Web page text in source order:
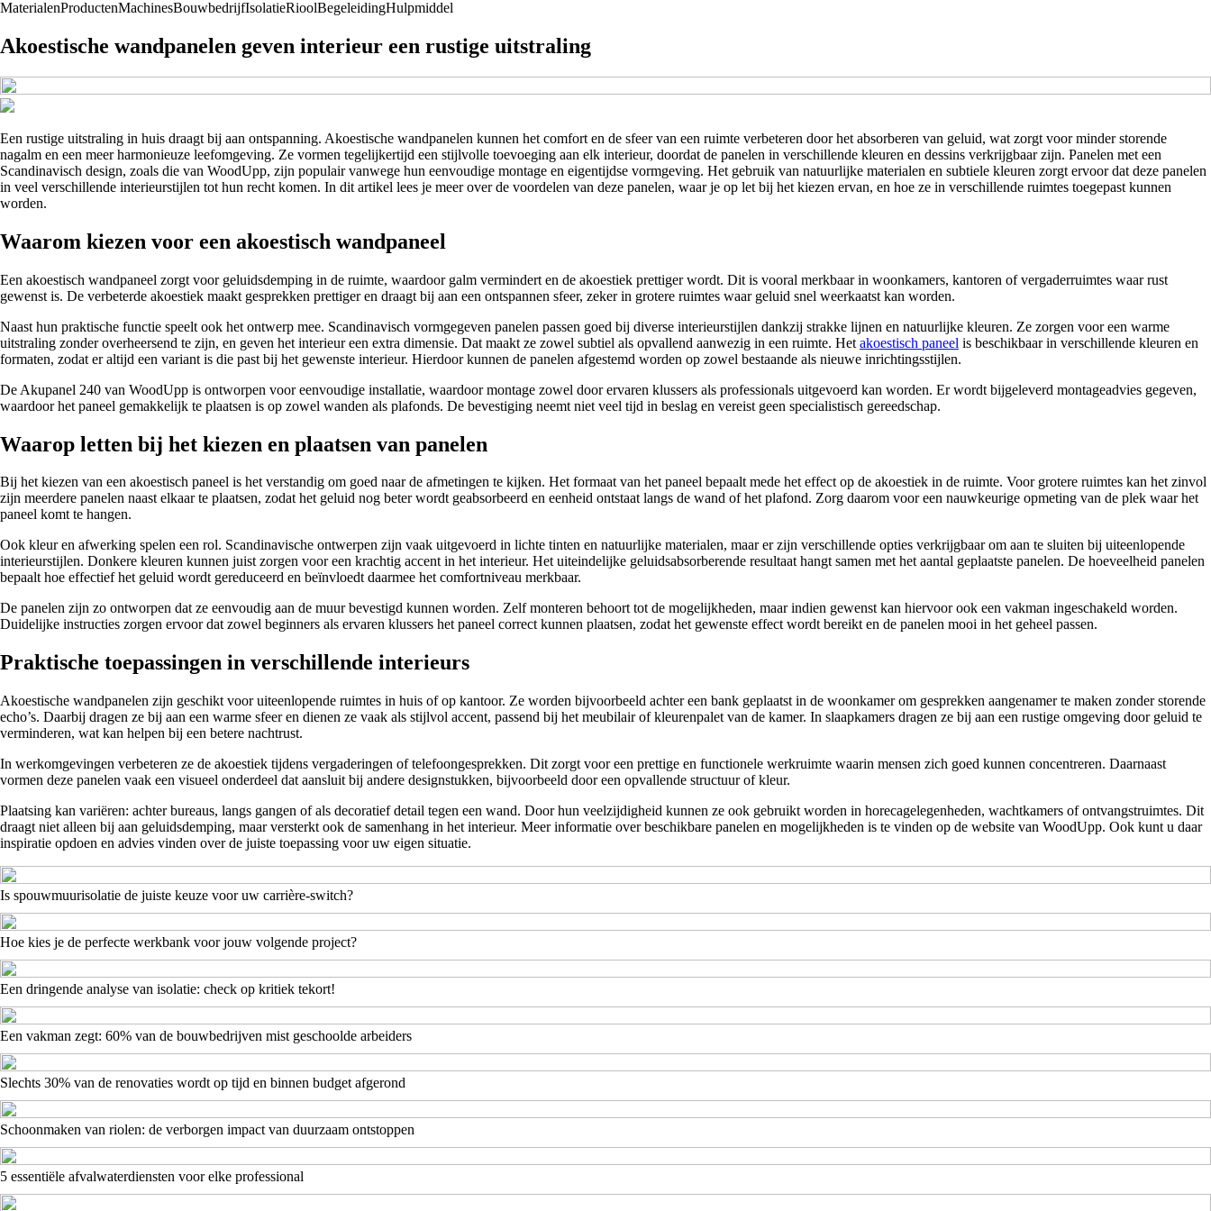
MaterialenProductenMachinesBouwbedrijfIsolatieRioolBegeleidingHulpmiddel
Akoestische wandpanelen geven interieur een rustige uitstraling
Een rustige uitstraling in huis draagt bij aan ontspanning. Akoestische wandpanelen kunnen het comfort en de sfeer van een ruimte verbeteren door het absorberen van geluid, wat zorgt voor minder storende
nagalm en een meer harmonieuze leefomgeving. Ze vormen tegelijkertijd een stijlvolle toevoeging aan elk interieur, doordat de panelen in verschillende kleuren en dessins verkrijgbaar zijn. Panelen met een
Scandinavisch design, zoals die van WoodUpp, zijn populair vanwege hun eenvoudige montage en eigentijdse vormgeving. Het gebruik van natuurlijke materialen en subtiele kleuren zorgt ervoor dat deze panelen
in veel verschillende interieurstijlen tot hun recht komen. In dit artikel lees je meer over de voordelen van deze panelen, waar je op let bij het kiezen ervan, en hoe ze in verschillende ruimtes toegepast kunnen
worden.
Waarom kiezen voor een akoestisch wandpaneel
Een akoestisch wandpaneel zorgt voor geluidsdemping in de ruimte, waardoor galm vermindert en de akoestiek prettiger wordt. Dit is vooral merkbaar in woonkamers, kantoren of vergaderruimtes waar rust
gewenst is. De verbeterde akoestiek maakt gesprekken prettiger en draagt bij aan een ontspannen sfeer, zeker in grotere ruimtes waar geluid snel weerkaatst kan worden.
Naast hun praktische functie speelt ook het ontwerp mee. Scandinavisch vormgegeven panelen passen goed bij diverse interieurstijlen dankzij strakke lijnen en natuurlijke kleuren. Ze zorgen voor een warme
uitstraling zonder overheersend te zijn, en geven het interieur een extra dimensie. Dat maakt ze zowel subtiel als opvallend aanwezig in een ruimte. Het akoestisch paneel is beschikbaar in verschillende kleuren en
formaten, zodat er altijd een variant is die past bij het gewenste interieur. Hierdoor kunnen de panelen afgestemd worden op zowel bestaande als nieuwe inrichtingsstijlen.
De Akupanel 240 van WoodUpp is ontworpen voor eenvoudige installatie, waardoor montage zowel door ervaren klussers als professionals uitgevoerd kan worden. Er wordt bijgeleverd montageadvies gegeven,
waardoor het paneel gemakkelijk te plaatsen is op zowel wanden als plafonds. De bevestiging neemt niet veel tijd in beslag en vereist geen specialistisch gereedschap.
Waarop letten bij het kiezen en plaatsen van panelen
Bij het kiezen van een akoestisch paneel is het verstandig om goed naar de afmetingen te kijken. Het formaat van het paneel bepaalt mede het effect op de akoestiek in de ruimte. Voor grotere ruimtes kan het zinvol
zijn meerdere panelen naast elkaar te plaatsen, zodat het geluid nog beter wordt geabsorbeerd en eenheid ontstaat langs de wand of het plafond. Zorg daarom voor een nauwkeurige opmeting van de plek waar het
paneel komt te hangen.
Ook kleur en afwerking spelen een rol. Scandinavische ontwerpen zijn vaak uitgevoerd in lichte tinten en natuurlijke materialen, maar er zijn verschillende opties verkrijgbaar om aan te sluiten bij uiteenlopende
interieurstijlen. Donkere kleuren kunnen juist zorgen voor een krachtig accent in het interieur. Het uiteindelijke geluidsabsorberende resultaat hangt samen met het aantal geplaatste panelen. De hoeveelheid panelen
bepaalt hoe effectief het geluid wordt gereduceerd en beïnvloedt daarmee het comfortniveau merkbaar.
De panelen zijn zo ontworpen dat ze eenvoudig aan de muur bevestigd kunnen worden. Zelf monteren behoort tot de mogelijkheden, maar indien gewenst kan hiervoor ook een vakman ingeschakeld worden.
Duidelijke instructies zorgen ervoor dat zowel beginners als ervaren klussers het paneel correct kunnen plaatsen, zodat het gewenste effect wordt bereikt en de panelen mooi in het geheel passen.
Praktische toepassingen in verschillende interieurs
Akoestische wandpanelen zijn geschikt voor uiteenlopende ruimtes in huis of op kantoor. Ze worden bijvoorbeeld achter een bank geplaatst in de woonkamer om gesprekken aangenamer te maken zonder storende
echo’s. Daarbij dragen ze bij aan een warme sfeer en dienen ze vaak als stijlvol accent, passend bij het meubilair of kleurenpalet van de kamer. In slaapkamers dragen ze bij aan een rustige omgeving door geluid te
verminderen, wat kan helpen bij een betere nachtrust.
In werkomgevingen verbeteren ze de akoestiek tijdens vergaderingen of telefoongesprekken. Dit zorgt voor een prettige en functionele werkruimte waarin mensen zich goed kunnen concentreren. Daarnaast
vormen deze panelen vaak een visueel onderdeel dat aansluit bij andere designstukken, bijvoorbeeld door een opvallende structuur of kleur.
Plaatsing kan variëren: achter bureaus, langs gangen of als decoratief detail tegen een wand. Door hun veelzijdigheid kunnen ze ook gebruikt worden in horecagelegenheden, wachtkamers of ontvangstruimtes. Dit
draagt niet alleen bij aan geluidsdemping, maar versterkt ook de samenhang in het interieur. Meer informatie over beschikbare panelen en mogelijkheden is te vinden op de website van WoodUpp. Ook kunt u daar
inspiratie opdoen en advies vinden over de juiste toepassing voor uw eigen situatie.
Is spouwmuurisolatie de juiste keuze voor uw carrière-switch?
Hoe kies je de perfecte werkbank voor jouw volgende project?
Een dringende analyse van isolatie: check op kritiek tekort!
Een vakman zegt: 60% van de bouwbedrijven mist geschoolde arbeiders
Slechts 30% van de renovaties wordt op tijd en binnen budget afgerond
Schoonmaken van riolen: de verborgen impact van duurzaam ontstoppen
5 essentiële afvalwaterdiensten voor elke professional